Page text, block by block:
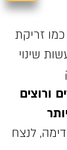
זריקת
שינוי
ורוצים
לנצח